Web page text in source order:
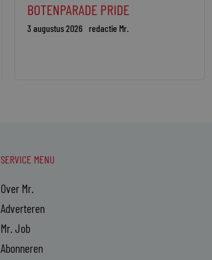
BOTENPARADE PRIDE
3 augustus 2026 redactie Mr.
SERVICE MENU
Over Mr.
Adverteren
Mr. Job
Abonneren